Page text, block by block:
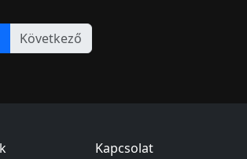
Következő
Kapcsolat